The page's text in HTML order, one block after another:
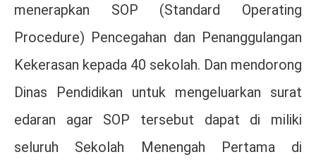
menerapkan SOP (Standard Operating
Procedure) Pencegahan dan Penanggulangan
Kekerasan kepada 40 sekolah. Dan mendorong
Dinas Pendidikan untuk mengeluarkan surat
edaran agar SOP tersebut dapat di miliki
seluruh Sekolah Menengah Pertama di